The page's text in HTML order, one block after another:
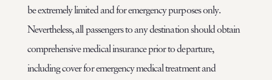
be extremely limited and for emergency purposes only.
Nevertheless, all passengers to any destination should obtain
comprehensive medical insurance prior to departure,
including cover for emergency medical treatment and